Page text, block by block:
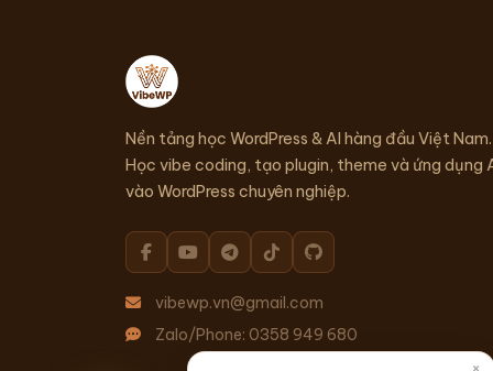
Nền tảng học WordPress & AI hàng đầu Việt Nam.
Học vibe coding, tạo plugin, theme và ứng dụng
vào WordPress chuyên nghiệp.
vibewp.vn@gmail.com
Zalo/Phone: 0358 949 680